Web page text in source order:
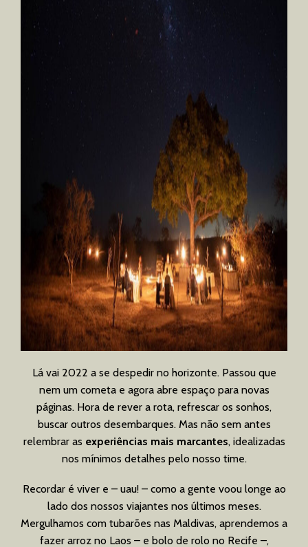
Lá vai 2022 a se despedir no horizonte. Passou que
nem um cometa e agora abre espaço para novas
páginas. Hora de rever a rota, refrescar os sonhos,
buscar outros desembarques. Mas não sem antes
relembrar as experiências mais marcantes, idealizadas
nos mínimos detalhes pelo nosso time.
Recordar é viver e – uau! – como a gente voou longe ao
lado dos nossos viajantes nos últimos meses.
Mergulhamos com tubarões nas Maldivas, aprendemos a
fazer arroz no Laos – e bolo de rolo no Recife –,